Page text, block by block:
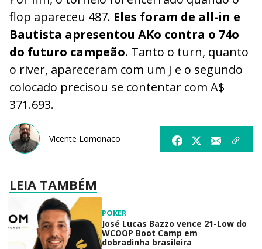
flop apareceu 487. Eles foram de all-in e
Bautista apresentou AKo contra o 74o
do futuro campeão. Tanto o turn, quanto
o river, apareceram com um J e o segundo
colocado precisou se contentar com A$
371.693.
Vicente Lomonaco
LEIA TAMBÉM
POKER
José Lucas Bazzo vence 21-Low do
WCOOP Boot Camp em
dobradinha brasileira